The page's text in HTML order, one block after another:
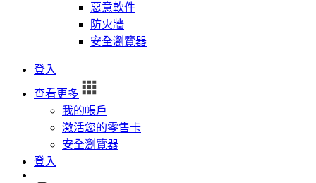
惡意軟件
防火牆
安全瀏覽器
登入
查看更多
我的帳戶
激活您的零售卡
安全瀏覽器
登入